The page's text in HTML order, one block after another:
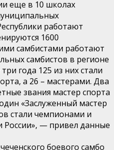
еще в 10 школах
работают
1600
самбистами работают
самбистов в регионе
года 125 из них стали
а 26 – мастерами. Два
звания мастер спорта
«Заслуженный мастер
стали чемпионами и
— привел данные
боевого самбо